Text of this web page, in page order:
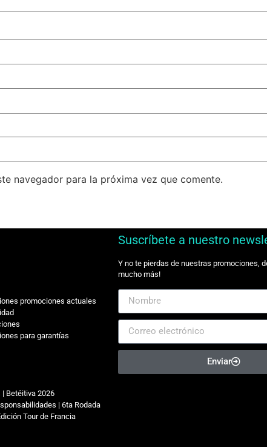
navegador para la próxima vez que comente.
promociones actuales
para garantías
| Betéitiva 2026
| 6ta Rodada
Tour de Francia
Suscríbete a nuestro
Y no te pierdas de nuestras promociones,
mucho más!
Enviar